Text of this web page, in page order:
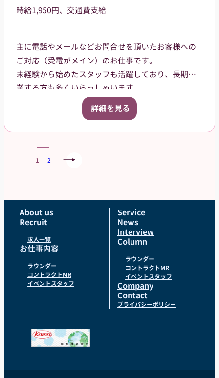
時給1,950円、交通費支給
主に電話やメールなどお問合せを頂いたお客様への
ご対応（受電がメイン）のお仕事です。
未経験から始めたスタッフも活躍しており、長期就
業する方も多くいらっしゃいます。
1チーム4名-5名体制で業務を行うため、協力し合い
ながら問題解決に取り組んで頂けます。また業務手
詳細を見る
1 2
About us
Recruit
求人一覧
お仕事内容
ラウンダー
コントラクトMR
イベントスタッフ
Service
News
Interview
Column
ラウンダー
コントラクトMR
イベントスタッフ
Company
Contact
プライバシーポリシー